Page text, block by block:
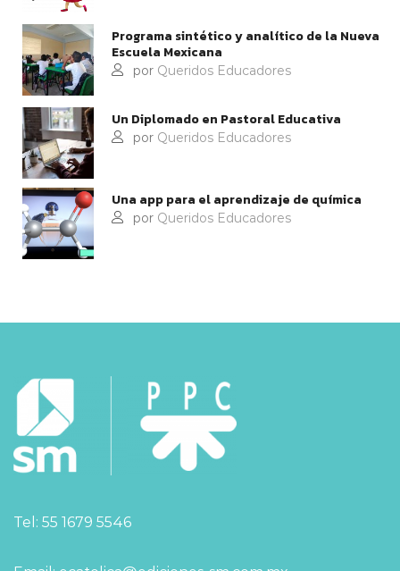
Programa sintético y analítico de la Nueva
Escuela Mexicana
por Queridos Educadores
Un Diplomado en Pastoral Educativa
por Queridos Educadores
Una app para el aprendizaje de química
por Queridos Educadores
Tel: 55 1679 5546